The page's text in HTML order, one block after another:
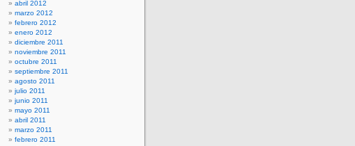
abril 2012
marzo 2012
febrero 2012
enero 2012
diciembre 2011
noviembre 2011
octubre 2011
septiembre 2011
agosto 2011
julio 2011
junio 2011
mayo 2011
abril 2011
marzo 2011
febrero 2011